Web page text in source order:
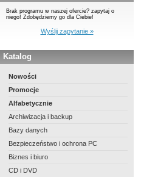
Brak programu w naszej ofercie? zapytaj o
niego! Zdobędziemy go dla Ciebie!
Wyślij zapytanie »
Katalog
Nowości
Promocje
Alfabetycznie
Archiwizacja i backup
Bazy danych
Bezpieczeństwo i ochrona PC
Biznes i biuro
CD i DVD